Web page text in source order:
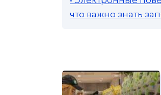
что важно знать